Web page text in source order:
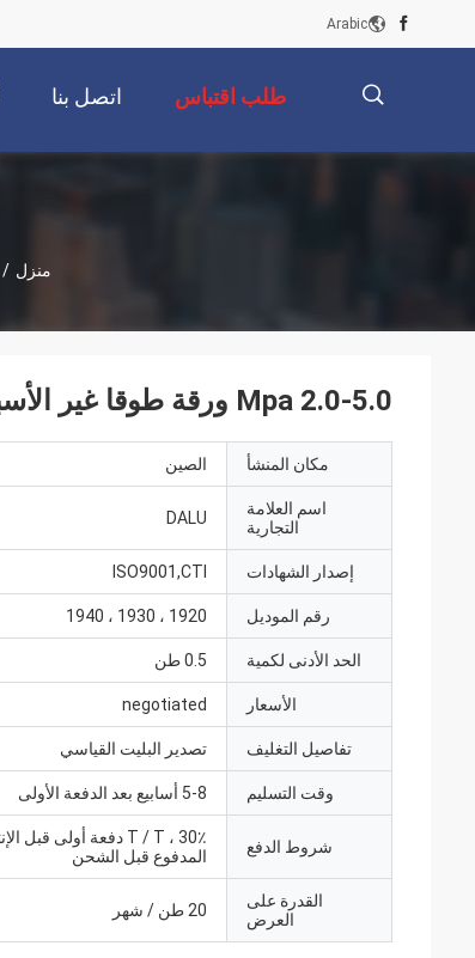
Arabic
اتصل بنا طلب اقتباس
منزل /
2.0-5.0 Mpa ورقة طوقا غير الأسبستوس ، ورقة طوقا درجة الحرارة العالية
مكان المنشأ الصين
اسم العلامة
التجارية
DALU
إصدار الشهادات ISO9001,CTI
رقم الموديل 1920 ، 1930 ، 1940
الحد الأدنى لكمية 0.5 طن
الأسعار negotiated
تفاصيل التغليف تصدير البليت القياسي
وقت التسليم 5-8 أسابيع بعد الدفعة الأولى
شروط الدفع
المدفوع قبل الشحن
القدرة على
العرض
20 طن / شهر